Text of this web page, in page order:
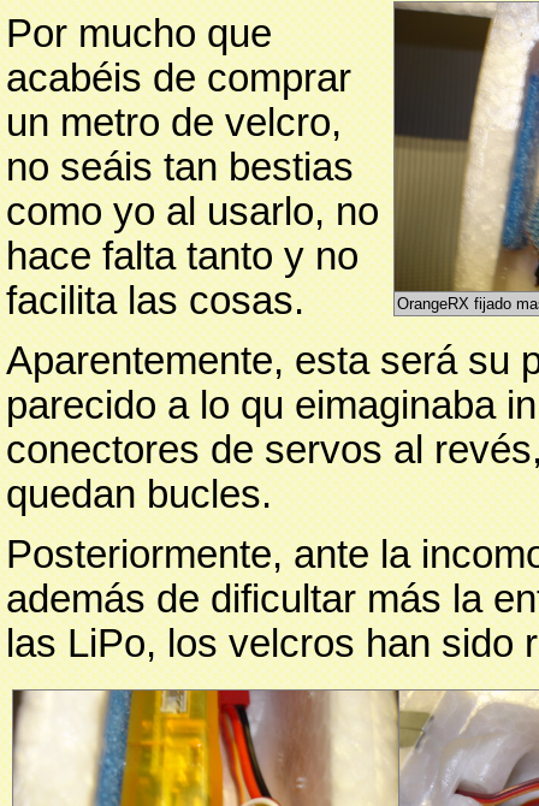
OrangeRX fijado
Por mucho que
acabéis de comprar
un metro de velcro,
no seáis tan bestias
como yo al usarlo, no
hace falta tanto y no
facilita las cosas.
Aparentemente, esta será su
parecido a lo qu eimaginaba
conectores de servos al
quedan bucles.
Posteriormente, ante la
además de dificultar más la
las LiPo, los velcros han sido